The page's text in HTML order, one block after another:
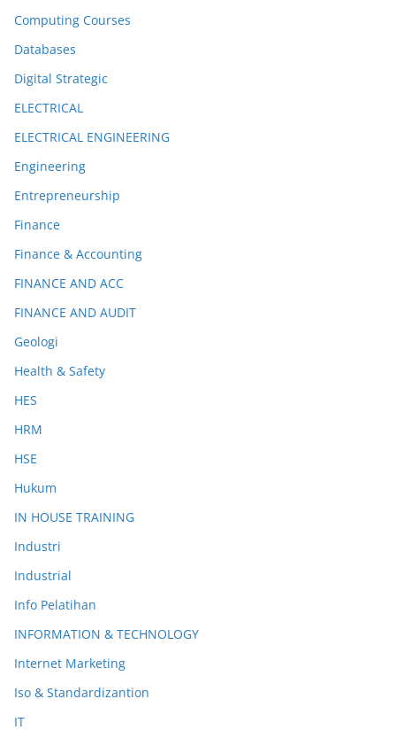
Computing Courses
Databases
Digital Strategic
ELECTRICAL
ELECTRICAL ENGINEERING
Engineering
Entrepreneurship
Finance
Finance & Accounting
FINANCE AND ACC
FINANCE AND AUDIT
Geologi
Health & Safety
HES
HRM
HSE
Hukum
IN HOUSE TRAINING
Industri
Industrial
Info Pelatihan
INFORMATION & TECHNOLOGY
Internet Marketing
Iso & Standardizantion
IT